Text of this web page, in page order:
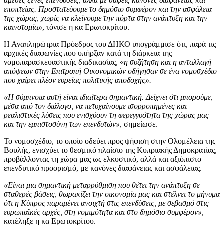
εποπτείας. Προστατεύουμε το δημόσιο συμφέρον και την ασφάλεια
της χώρας, χωρίς να κλείνουμε την πόρτα στην ανάπτυξη και την
καινοτομία», τόνισε η κα Ερωτοκρίτου.
Η Αναπληρώτρια Πρόεδρος του ΔΗΚΟ υπογράμμισε ότι, παρά τις
αρχικές διαφωνίες που υπήρξαν κατά τη διάρκεια της
νομοπαρασκευαστικής διαδικασίας, «η συζήτηση και η ανταλλαγή
απόψεων στην Επιτροπή Οικονομικών οδήγησαν σε ένα νομοσχέδιο
που χαίρει πλέον ευρείας πολιτικής αποδοχής».
«Η σύμπνοια αυτή είναι ιδιαίτερα σημαντική. Δείχνει ότι μπορούμε,
μέσα από τον διάλογο, να πετυχαίνουμε ισορροπημένες και
ρεαλιστικές λύσεις που ενισχύουν τη φερεγγυότητα της χώρας μας
και την εμπιστοσύνη των επενδυτών», σημείωσε.
Το νομοσχέδιο, το οποίο οδεύει προς ψήφιση στην Ολομέλεια της
Βουλής, ενισχύει το θεσμικό πλαίσιο της Κυπριακής Δημοκρατίας,
προβάλλοντας τη χώρα μας ως ελκυστικό, αλλά και αξιόπιστο
επενδυτικό προορισμό, με κανόνες διαφάνειας και ασφάλειας.
«Είναι μια σημαντική μεταρρύθμιση που θέτει την ανάπτυξη σε
σταθερές βάσεις, θωρακίζει την οικονομία μας και στέλνει το μήνυμα
ότι η Κύπρος παραμένει ανοιχτή στις επενδύσεις, με σεβασμό στις
ευρωπαϊκές αρχές, στη νομιμότητα και στο δημόσιο συμφέρον»,
κατέληξε η κα Ερωτοκρίτου.